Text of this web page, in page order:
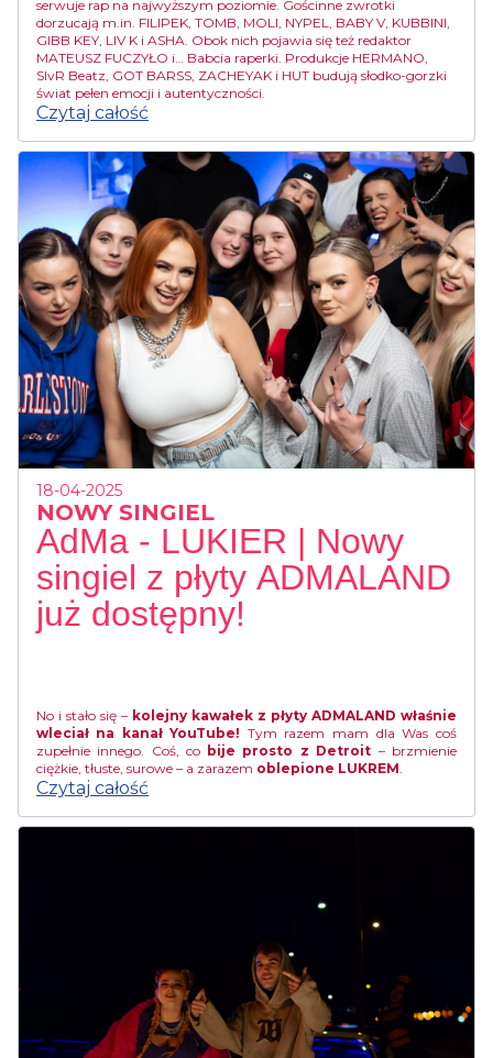
serwuje rap na najwyższym poziomie. Gościnne zwrotki
dorzucają m.in. FILIPEK, TOMB, MOLI, NYPEL, BABY V, KUBBINI,
GIBB KEY, LIV K i ASHA. Obok nich pojawia się też redaktor
MATEUSZ FUCZYŁO i… Babcia raperki. Produkcje HERMANO,
SlvR Beatz, GOT BARSS, ZACHEYAK i HUT budują słodko-gorzki
świat pełen emocji i autentyczności.
Czytaj całość
18-04-2025
NOWY SINGIEL
AdMa - LUKIER | Nowy
singiel z płyty ADMALAND
już dostępny!
No i stało się – kolejny kawałek z płyty ADMALAND właśnie
wleciał na kanał YouTube! Tym razem mam dla Was coś
zupełnie innego. Coś, co bije prosto z Detroit – brzmienie
ciężkie, tłuste, surowe – a zarazem oblepione LUKREM.
Czytaj całość